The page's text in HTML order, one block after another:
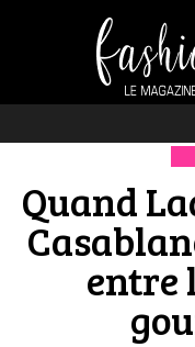
Quand
entre